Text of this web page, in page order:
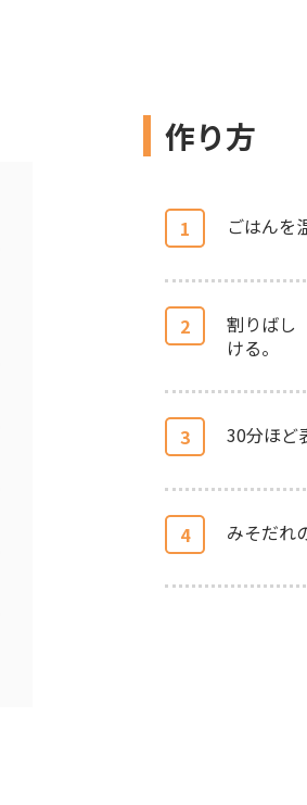
作り方
1 ごはんを
2
割りばし
ける。
3 30分ほど
4 みそだれ